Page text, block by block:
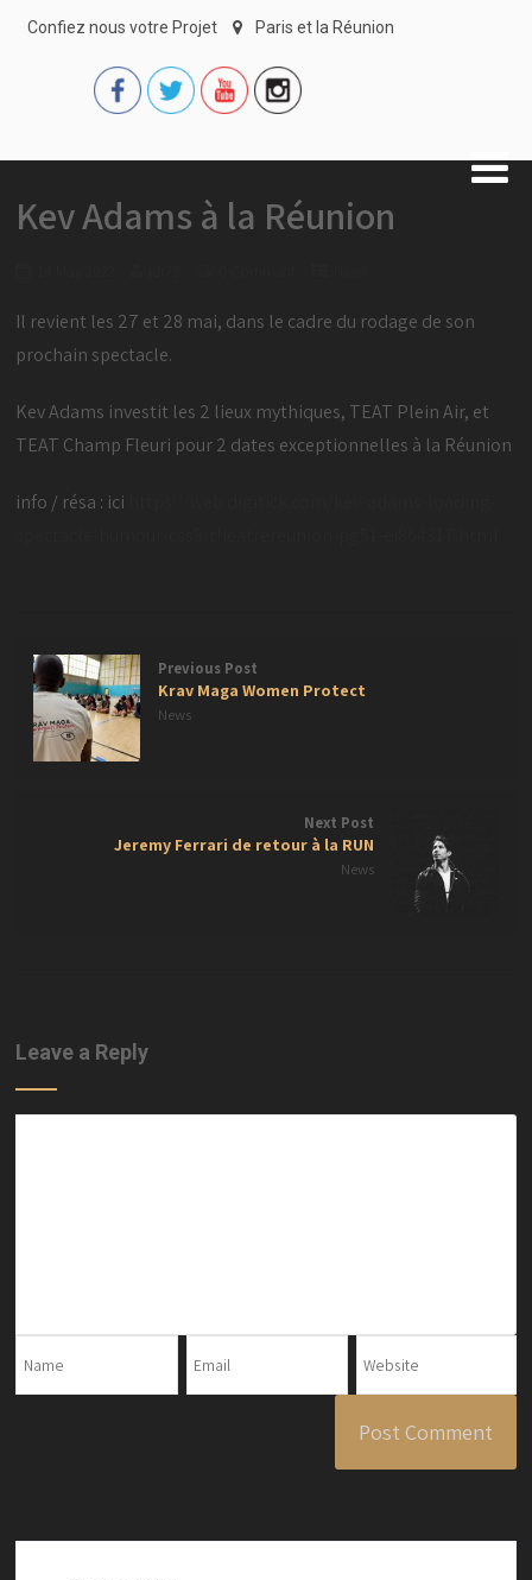
Confiez nous votre Projet Paris et la Réunion
Kev Adams à la Réunion
Il revient les 27 et 28 mai, dans le cadre du rodage de son
prochain spectacle.
Kev Adams investit les 2 lieux mythiques, TEAT Plein Air, et
TEAT Champ Fleuri pour 2 dates exceptionnelles à la Réunion
info / résa : ici
Previous Post
Krav Maga Women Protect
News
Next Post
Jeremy Ferrari de retour à la RUN
News
Leave a Reply